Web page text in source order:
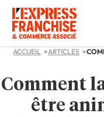
ACCUEIL ARTICLES
Comment
être